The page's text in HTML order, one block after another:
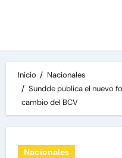
Inicio
Nacionales
Sundde publica el nuevo
cambio del BCV
Nacionales